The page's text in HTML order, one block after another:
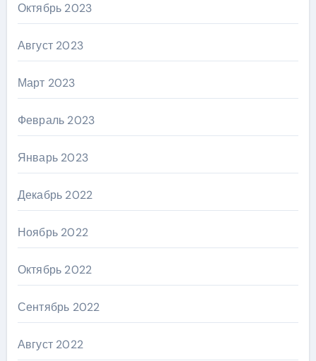
Октябрь 2023
Август 2023
Март 2023
Февраль 2023
Январь 2023
Декабрь 2022
Ноябрь 2022
Октябрь 2022
Сентябрь 2022
Август 2022